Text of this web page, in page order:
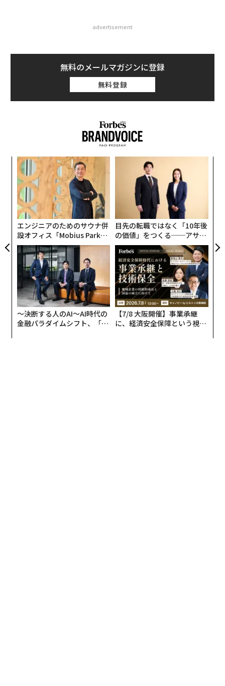
advertisement
無料のメールマガジンに登録
無料登録
エンジニアのためのサウナ併
設オフィス「Mobius Park」
がオープン──タマディック
が健康経営を徹底する理由
目先の転職ではなく「10年後
の価値」をつくる──アサイ
ンの長期伴走型支援とは
〜決断する人のAI〜AI時代の
金融パラダイムシフト、「超
【7/8 大阪開催】事業承継
に、経済安全保障という視点